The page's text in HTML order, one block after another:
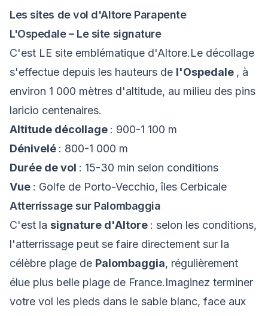
Les sites de vol d'Altore Parapente
L'Ospedale – Le site signature
C'est LE site emblématique d'Altore.Le décollage
s'effectue depuis les hauteurs de l'Ospedale , à
environ 1 000 mètres d'altitude, au milieu des pins
laricio centenaires.
Altitude décollage : 900-1 100 m
Dénivelé : 800-1 000 m
Durée de vol : 15-30 min selon conditions
Vue : Golfe de Porto-Vecchio, îles Cerbicale
Atterrissage sur Palombaggia
C'est la signature d'Altore : selon les conditions,
l'atterrissage peut se faire directement sur la
célèbre plage de Palombaggia, régulièrement
élue plus belle plage de France.Imaginez terminer
votre vol les pieds dans le sable blanc, face aux